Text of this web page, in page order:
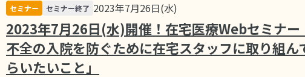
セミナー セミナー終了 2023年7月26日(水)
2023年7月26日(水)開催！在宅医療Webセミナー
不全の入院を防ぐために在宅スタッフに取り組ん
らいたいこと」